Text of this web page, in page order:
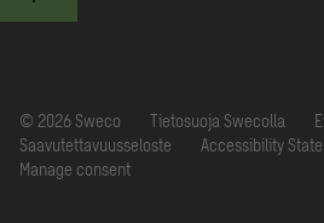
© 2026 Sweco Tietosuoja Swecolla
Saavutettavuusseloste
Accessibility
Manage consent